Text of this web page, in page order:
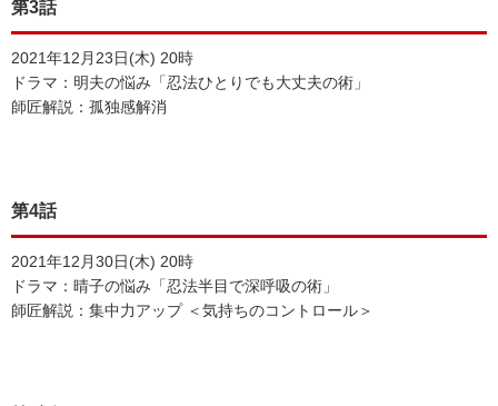
第3話
2021年12月23日(木) 20時
ドラマ：明夫の悩み「忍法ひとりでも大丈夫の術」
師匠解説：孤独感解消
第4話
2021年12月30日(木) 20時
ドラマ：晴子の悩み「忍法半目で深呼吸の術」
師匠解説：集中力アップ ＜気持ちのコントロール＞